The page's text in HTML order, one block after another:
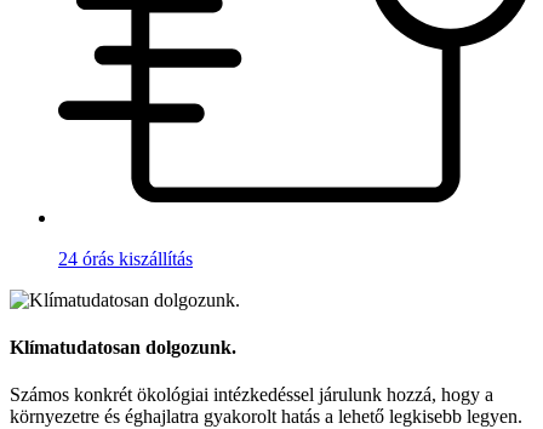
24 órás kiszállítás
Klímatudatosan dolgozunk.
Számos konkrét ökológiai intézkedéssel járulunk hozzá, hogy a
környezetre és éghajlatra gyakorolt hatás a lehető legkisebb legyen.